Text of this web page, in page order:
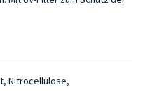
Nitrocellulose,